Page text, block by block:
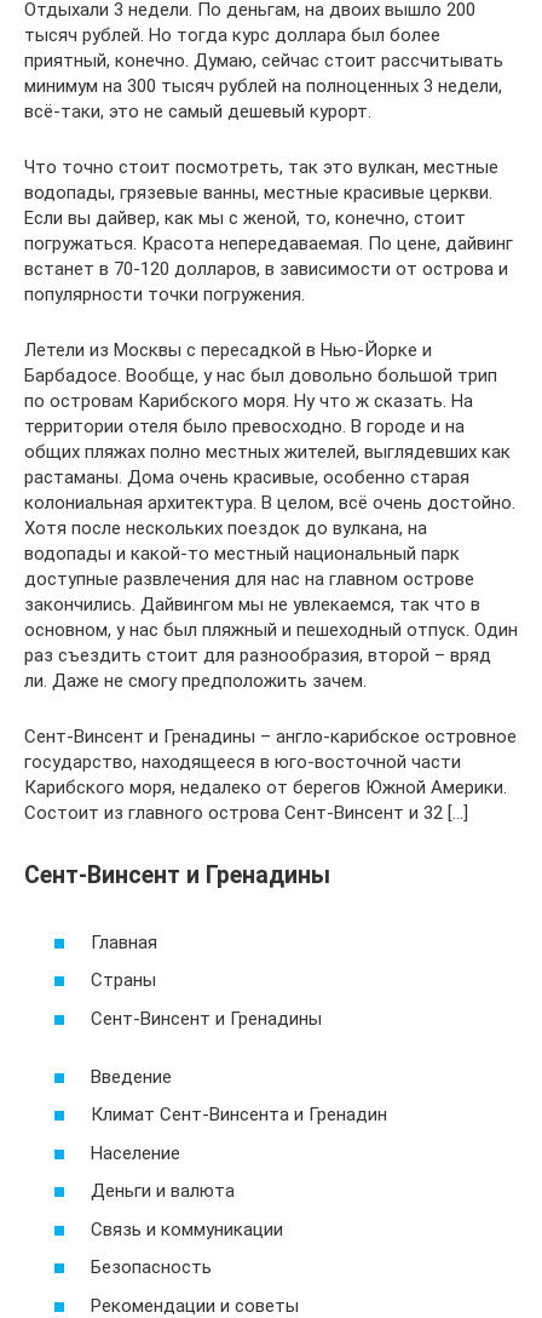
Отдыхали 3 недели. По деньгам, на двоих вышло 200
тысяч рублей. Но тогда курс доллара был более
приятный, конечно. Думаю, сейчас стоит рассчитывать
минимум на 300 тысяч рублей на полноценных 3 недели,
всё-таки, это не самый дешевый курорт.
Что точно стоит посмотреть, так это вулкан, местные
водопады, грязевые ванны, местные красивые церкви.
Если вы дайвер, как мы с женой, то, конечно, стоит
погружаться. Красота непередаваемая. По цене, дайвинг
встанет в 70-120 долларов, в зависимости от острова и
популярности точки погружения.
Летели из Москвы с пересадкой в Нью-Йорке и
Барбадосе. Вообще, у нас был довольно большой трип
по островам Карибского моря. Ну что ж сказать. На
территории отеля было превосходно. В городе и на
общих пляжах полно местных жителей, выглядевших как
растаманы. Дома очень красивые, особенно старая
колониальная архитектура. В целом, всё очень достойно.
Хотя после нескольких поездок до вулкана, на
водопады и какой-то местный национальный парк
доступные развлечения для нас на главном острове
закончились. Дайвингом мы не увлекаемся, так что в
основном, у нас был пляжный и пешеходный отпуск. Один
раз съездить стоит для разнообразия, второй – вряд
ли. Даже не смогу предположить зачем.
Сент-Винсент и Гренадины – англо-карибское островное
государство, находящееся в юго-восточной части
Карибского моря, недалеко от берегов Южной Америки.
Состоит из главного острова Сент-Винсент и 32 […]
Сент-Винсент и Гренадины
Главная
Страны
Сент-Винсент и Гренадины
Введение
Климат Сент-Винсента и Гренадин
Население
Деньги и валюта
Связь и коммуникации
Безопасность
Рекомендации и советы